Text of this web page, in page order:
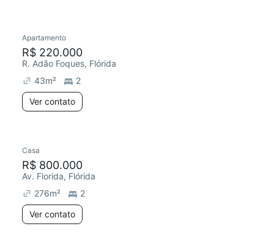
Apartamento
R$ 220.000
R. Adão Foques, Flórida
43m²
2
Ver contato
Casa
R$ 800.000
Av. Florida, Flórida
276m²
2
Ver contato